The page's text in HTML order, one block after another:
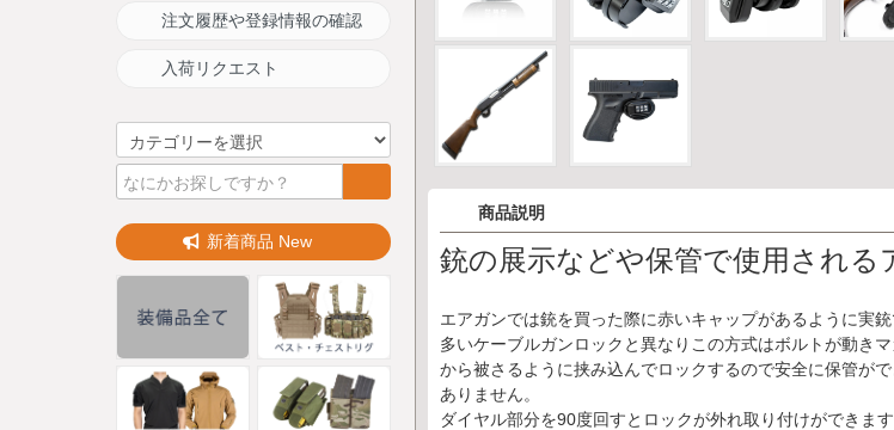
商品説明
銃の展示などや保管で使用される
エアガンでは銃を買った際に赤いキャップがあるように実
多いケーブルガンロックと異なりこの方式はボルトが動き
から被さるように挟み込んでロックするので安全に保管が
ありません。
ダイヤル部分を90度回すとロックが外れ取り付けができます
注文履歴や登録情報の確認
入荷リクエスト
新着商品 New